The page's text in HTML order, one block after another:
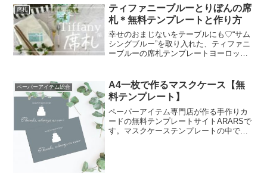
テーマに合わせて作ってみてください
ね。テンプレートテンプレー...
席札
ティファニーブルーとりぼんの席
札＊無料テンプレートと作り方
幸せのおまじないをテーブルにも♡“サム
シングブルー”を取り入れた、ティファニ
ーブルーの席札テンプレートヨーロッパ
中でも特に人気なのが、「サムシングブ
ルー」——“なに...
ペーパーアイテム総合
A4一枚で作るマスクケース【無
料テンプレート】
ペーパーアイテム専門店が作る手作りカ
ードの無料テンプレートサイトARARSで
す。マスクケーステンプレートの中で一